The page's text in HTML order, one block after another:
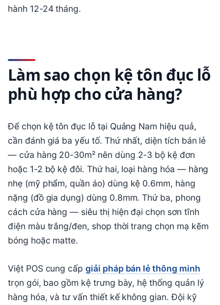
hành 12-24 tháng.
Làm sao chọn kệ tôn đục lỗ
phù hợp cho cửa hàng?
Để chọn kệ tôn đục lỗ tại Quảng Nam hiệu quả,
cần đánh giá ba yếu tố. Thứ nhất, diện tích bán lẻ
— cửa hàng 20-30m² nên dùng 2-3 bộ kệ đơn
hoặc 1-2 bộ kệ đôi. Thứ hai, loại hàng hóa — hàng
nhẹ (mỹ phẩm, quần áo) dùng kệ 0.6mm, hàng
nặng (đồ gia dụng) dùng 0.8mm. Thứ ba, phong
cách cửa hàng — siêu thị hiện đại chọn sơn tĩnh
điện màu trắng/đen, shop thời trang chọn mạ kẽm
bóng hoặc matte.
Việt POS cung cấpgiải pháp bán lẻ thông minh
trọn gói, bao gồm kệ trưng bày, hệ thống quản lý
hàng hóa, và tư vấn thiết kế không gian. Đội kỹ